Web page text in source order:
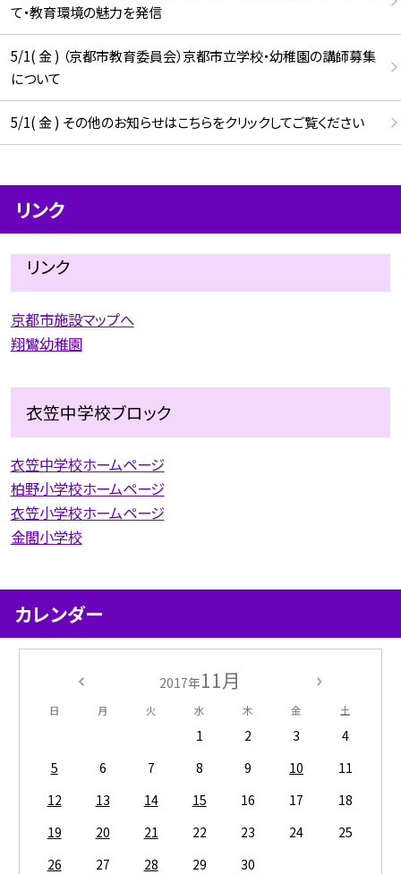
て・教育環境の魅力を発信
5/1( 金 ) （京都市教育委員会）京都市立学校・幼稚園の講師募集
について
5/1( 金 ) その他のお知らせはこちらをクリックしてご覧ください
リンク
リンク
京都市施設マップへ
翔鸞幼稚園
衣笠中学校ブロック
衣笠中学校ホームページ
柏野小学校ホームページ
衣笠小学校ホームページ
金閣小学校
カレンダー
2017年11月
日 月 火 水 木 金 土
1 2 3
4
5
6 7 8 9 10
11
12
13 14 15 16 17
18
19
20 21 22 23 24
25
26
27 28 29 30